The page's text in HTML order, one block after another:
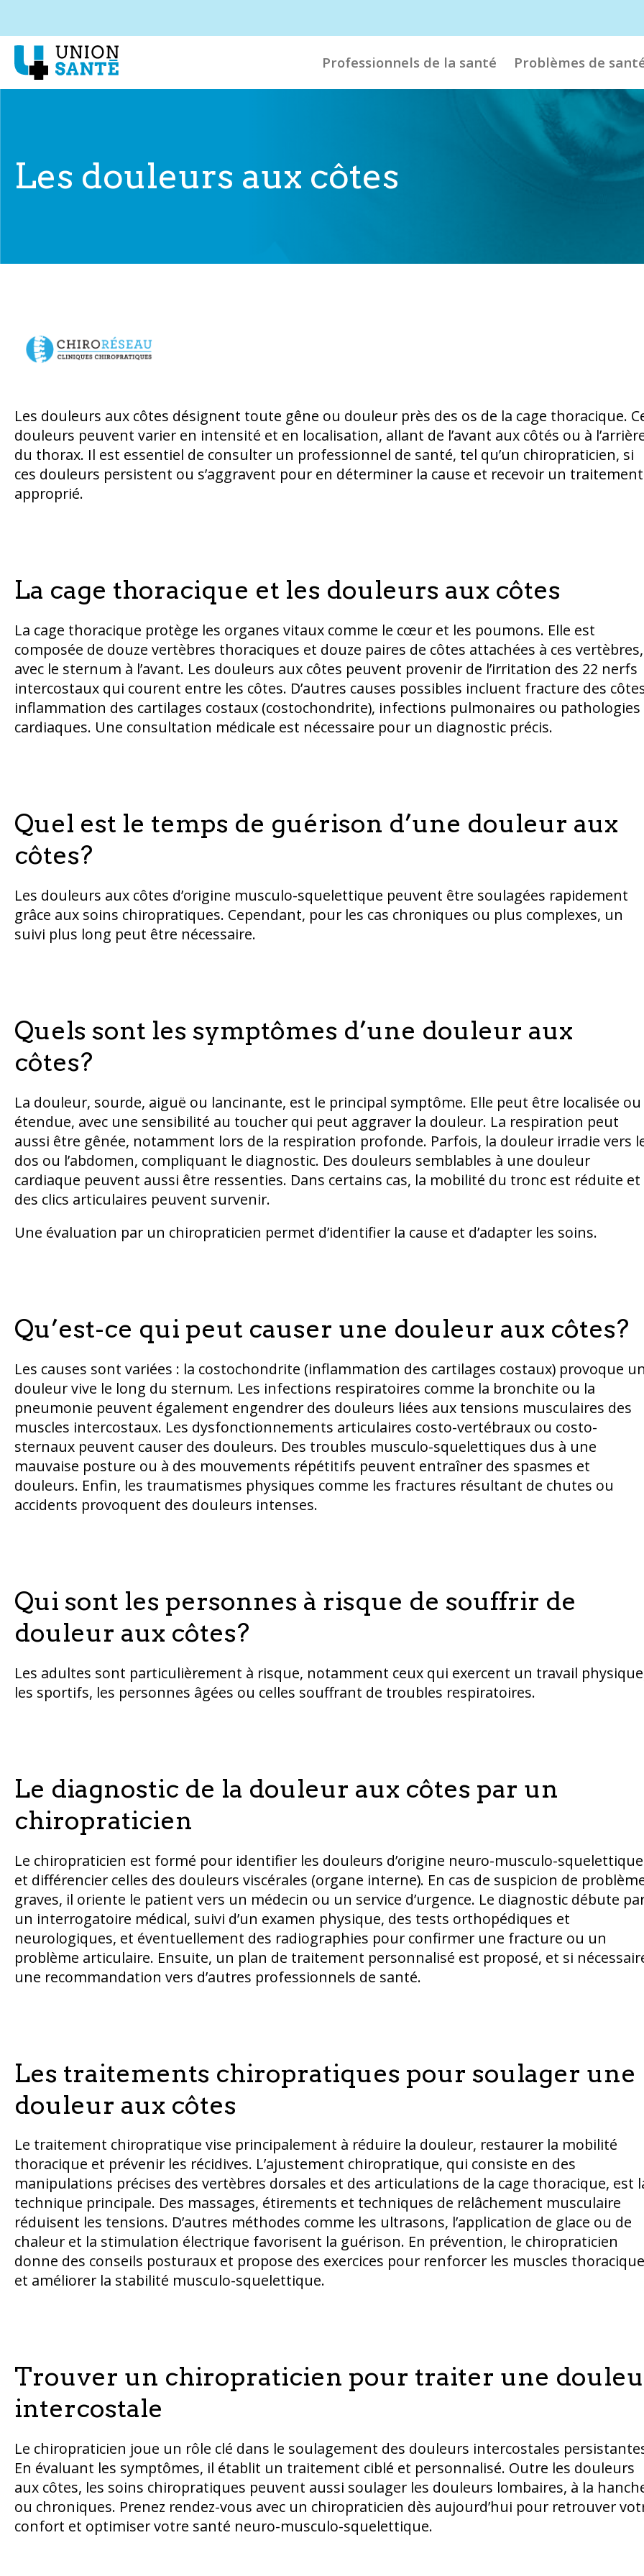
Professionnels de la santé Problèmes de
Les douleurs aux côtes
Les douleurs aux côtes désignent toute gêne ou douleur près des os de la cage thoracique.
douleurs peuvent varier en intensité et en localisation, allant de l’avant aux côtés ou à
du thorax. Il est essentiel de consulter un professionnel de santé, tel qu’un chiropraticien, si
ces douleurs persistent ou s’aggravent pour en déterminer la cause et recevoir un traitement
approprié.
La cage thoracique et les douleurs aux côtes
La cage thoracique protège les organes vitaux comme le cœur et les poumons. Elle est
composée de douze vertèbres thoraciques et douze paires de côtes attachées à ces vertèbres,
avec le sternum à l’avant. Les douleurs aux côtes peuvent provenir de l’irritation des 22 nerfs
intercostaux qui courent entre les côtes. D’autres causes possibles incluent fracture des
inflammation des cartilages costaux (costochondrite), infections pulmonaires ou pathologies
cardiaques. Une consultation médicale est nécessaire pour un diagnostic précis.
Quel est le temps de guérison d’une douleur aux
côtes?
Les douleurs aux côtes d’origine musculo-squelettique peuvent être soulagées rapidement
grâce aux soins chiropratiques. Cependant, pour les cas chroniques ou plus complexes, un
suivi plus long peut être nécessaire.
Quels sont les symptômes d’une douleur aux
côtes?
La douleur, sourde, aiguë ou lancinante, est le principal symptôme. Elle peut être localisée ou
étendue, avec une sensibilité au toucher qui peut aggraver la douleur. La respiration peut
aussi être gênée, notamment lors de la respiration profonde. Parfois, la douleur irradie vers
dos ou l’abdomen, compliquant le diagnostic. Des douleurs semblables à une douleur
cardiaque peuvent aussi être ressenties. Dans certains cas, la mobilité du tronc est réduite et
des clics articulaires peuvent survenir.
Une évaluation par un chiropraticien permet d’identifier la cause et d’adapter les soins.
Qu’est-ce qui peut causer une douleur aux côtes?
Les causes sont variées : la costochondrite (inflammation des cartilages costaux) provoque
douleur vive le long du sternum. Les infections respiratoires comme la bronchite ou la
pneumonie peuvent également engendrer des douleurs liées aux tensions musculaires des
muscles intercostaux. Les dysfonctionnements articulaires costo-vertébraux ou costo-
sternaux peuvent causer des douleurs. Des troubles musculo-squelettiques dus à une
mauvaise posture ou à des mouvements répétitifs peuvent entraîner des spasmes et
douleurs. Enfin, les traumatismes physiques comme les fractures résultant de chutes ou
accidents provoquent des douleurs intenses.
Qui sont les personnes à risque de souffrir de
douleur aux côtes?
Les adultes sont particulièrement à risque, notamment ceux qui exercent un travail
les sportifs, les personnes âgées ou celles souffrant de troubles respiratoires.
Le diagnostic de la douleur aux côtes par un
chiropraticien
Le chiropraticien est formé pour identifier les douleurs d’origine neuro-musculo-squelettique
et différencier celles des douleurs viscérales (organe interne). En cas de suspicion de
graves, il oriente le patient vers un médecin ou un service d’urgence. Le diagnostic débute
un interrogatoire médical, suivi d’un examen physique, des tests orthopédiques et
neurologiques, et éventuellement des radiographies pour confirmer une fracture ou un
problème articulaire. Ensuite, un plan de traitement personnalisé est proposé, et si
une recommandation vers d’autres professionnels de santé.
Les traitements chiropratiques pour soulager une
douleur aux côtes
Le traitement chiropratique vise principalement à réduire la douleur, restaurer la mobilité
thoracique et prévenir les récidives. L’ajustement chiropratique, qui consiste en des
manipulations précises des vertèbres dorsales et des articulations de la cage thoracique, est
technique principale. Des massages, étirements et techniques de relâchement musculaire
réduisent les tensions. D’autres méthodes comme les ultrasons, l’application de glace ou de
chaleur et la stimulation électrique favorisent la guérison. En prévention, le chiropraticien
donne des conseils posturaux et propose des exercices pour renforcer les muscles
et améliorer la stabilité musculo-squelettique.
Trouver un chiropraticien pour traiter une
intercostale
Le chiropraticien joue un rôle clé dans le soulagement des douleurs intercostales
En évaluant les symptômes, il établit un traitement ciblé et personnalisé. Outre les douleurs
aux côtes, les soins chiropratiques peuvent aussi soulager les douleurs lombaires, à la
ou chroniques. Prenez rendez-vous avec un chiropraticien dès aujourd’hui pour retrouver
confort et optimiser votre santé neuro-musculo-squelettique.